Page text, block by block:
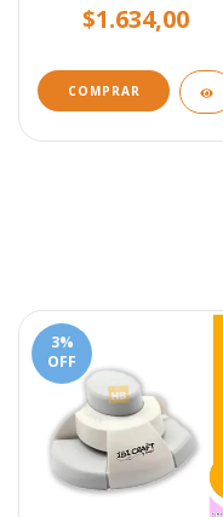
$1.634,00
COMPRAR
3%
OFF